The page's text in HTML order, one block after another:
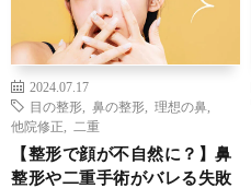
2024.07.17
目の整形
鼻の整形 理想の鼻
他院修正
二重
【整形で顔が不自然に？】鼻
整形や二重手術がバレる失敗